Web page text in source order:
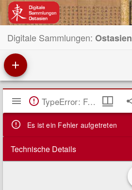
Digitale Sammlungen: Ostasien
Mirador
Viewer TypeError: Failed to fetch
Es ist ein Fehler aufgetreten
Technische Details